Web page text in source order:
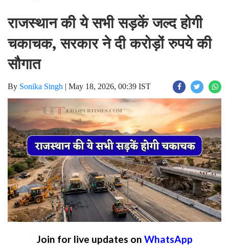
राजस्थान की ये सभी सड़कें जल्द होगी
चकाचक, सरकार ने दी करोड़ों रुपये की
सौगात
By Sonika Singh | May 18, 2026, 00:39 IST
Join for live updates on WhatsApp